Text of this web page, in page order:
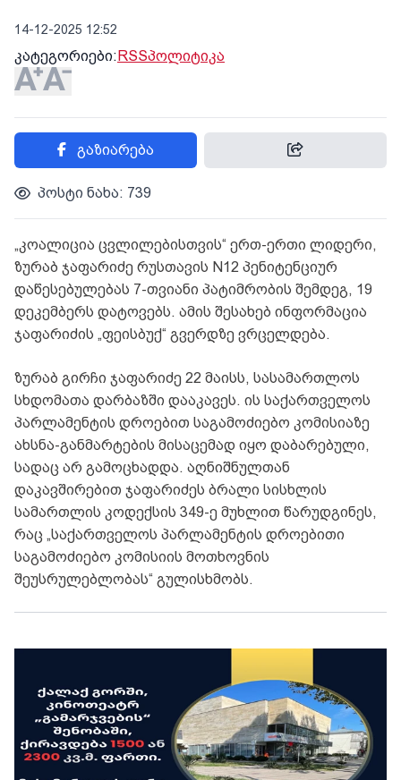
14-12-2025 12:52
კატეგორიები:RSSპოლიტიკა
გაზიარება
პოსტი ნახა: 739
„კოალიცია ცვლილებისთვის“ ერთ-ერთი ლიდერი,
ზურაბ ჯაფარიძე რუსთავის N12 პენიტენციურ
დაწესებულებას 7-თვიანი პატიმრობის შემდეგ, 19
დეკემბერს დატოვებს. ამის შესახებ ინფორმაცია
ჯაფარიძის „ფეისბუქ“ გვერდზე ვრცელდება.
ზურაბ გირჩი ჯაფარიძე 22 მაისს, სასამართლოს
სხდომათა დარბაზში დააკავეს. ის საქართველოს
პარლამენტის დროებით საგამოძიებო კომისიაზე
ახსნა-განმარტების მისაცემად იყო დაბარებული,
სადაც არ გამოცხადდა. აღნიშნულთან
დაკავშირებით ჯაფარიძეს ბრალი სისხლის
სამართლის კოდექსის 349-ე მუხლით წარუდგინეს,
რაც „საქართველოს პარლამენტის დროებითი
საგამოძიებო კომისიის მოთხოვნის
შეუსრულებლობას“ გულისხმობს.